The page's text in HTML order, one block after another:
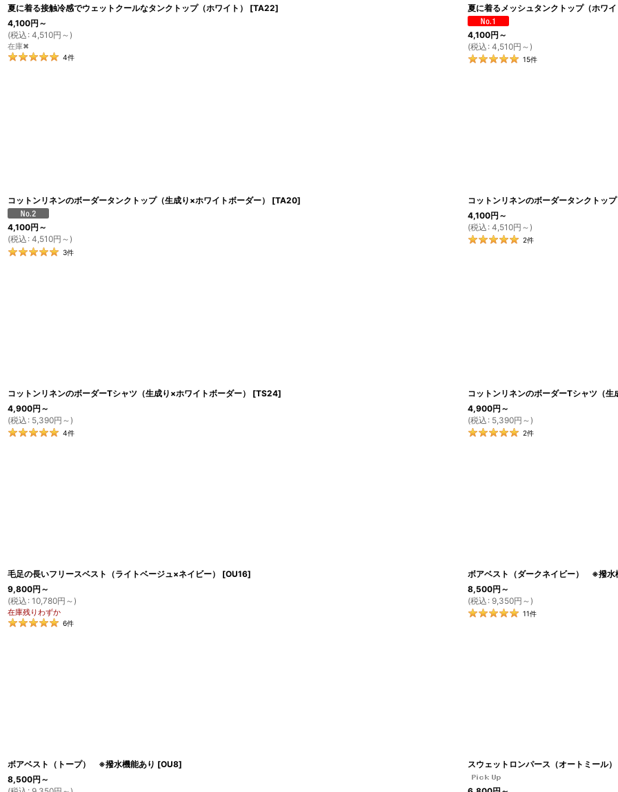
夏に着る接触冷感でウェットクールなタンクトップ（ホワイト） [TA22]
4,100円 ～
(税込 : 4,510円 ～)
在庫✖
4件
夏に着るメッシュタンクトップ（ホワイ
4,100円 ～
(税込 : 4,510円 ～)
15件
コットンリネンのボーダータンクトップ（生成り×ホワイトボーダー） [TA20]
4,100円 ～
(税込 : 4,510円 ～)
3件
コットンリネンのボーダータンクトッ
4,100円 ～
(税込 : 4,510円 ～)
2件
コットンリネンのボーダーTシャツ（生成り×ホワイトボーダー） [TS24]
4,900円 ～
(税込 : 5,390円 ～)
4件
コットンリネンのボーダーTシャツ（生
4,900円 ～
(税込 : 5,390円 ～)
2件
毛足の長いフリースベスト（ライトベージュ×ネイビー） [OU16]
9,800円 ～
(税込 : 10,780円 ～)
在庫残りわずか
6件
ボアベスト（ダークネイビー） ※撥水
8,500円 ～
(税込 : 9,350円 ～)
11件
ボアベスト（トープ） ※撥水機能あり [OU8]
8,500円 ～
スウェットロンパース（オートミール）